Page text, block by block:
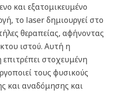
και εξατομικευμένο
το laser δημιουργεί στο
θεραπείας, αφήνοντας
ιστού. Αυτή η
στοχευμένη
τους φυσικούς
και αναδόμησης και